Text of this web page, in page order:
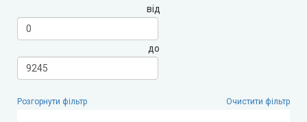
LEADOR (Леадор)
Leador Express (Леадор Експрес)
від
до
Розгорнути фільтр Очистити фільтр